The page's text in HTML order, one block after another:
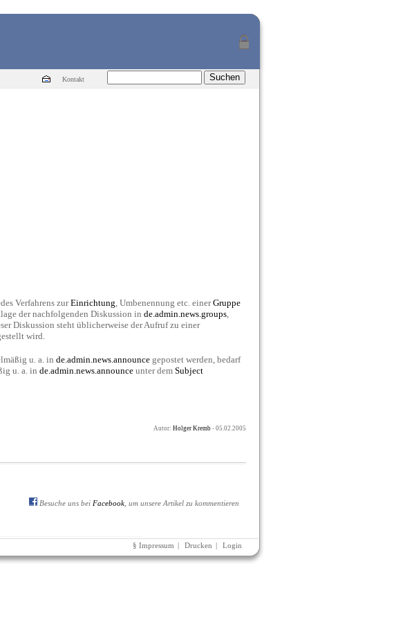
Kontakt
Verfahrens zurEinrichtung, Umbenennung etc. einerGruppe
der nachfolgenden Diskussion in de.admin.news.groups,
Diskussion steht üblicherweise der Aufruf zu einer
wird.
u. a. in de.admin.news.announce gepostet werden, bedarf
u. a. in de.admin.news.announce unter dem Subject
Autor: Holger Kremb - 05.02.2005
Besuche uns bei Facebook , um unsere Artikel zu kommentieren
§ Impressum Drucken Login